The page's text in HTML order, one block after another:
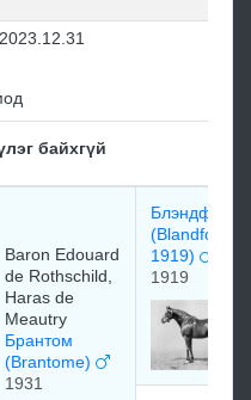
2023.12.31
байхгүй
Baron Edouard
de Rothschild,
Haras de
Meautry
Брантом
(Brantome)
1931
Блэндфорд
(Blandford
1919)
1919